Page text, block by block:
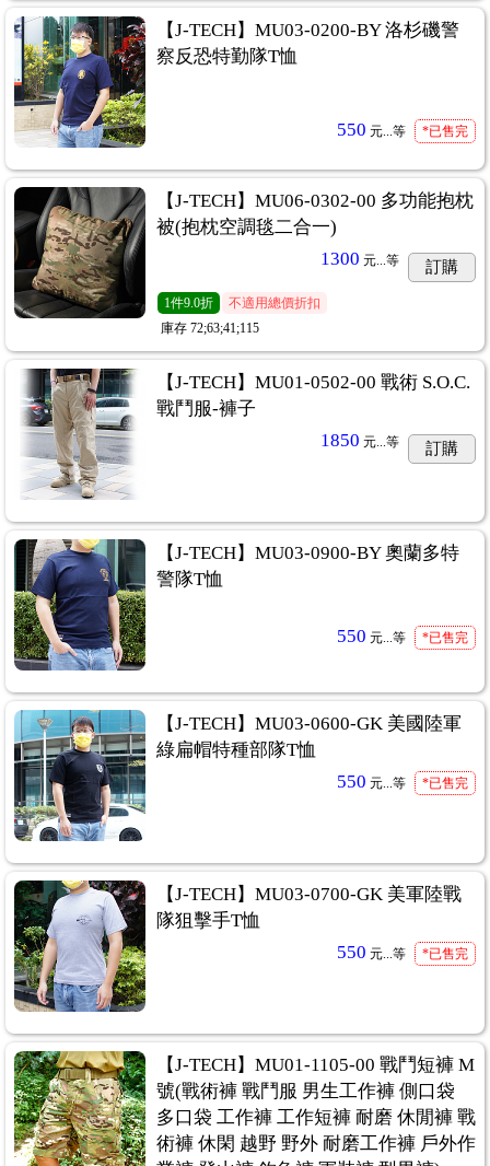
【J-TECH】MU03-0200-BY 洛杉磯警
察反恐特勤隊T恤
550 元... 等 *已售完
【J-TECH】MU06-0302-00 多功能抱枕
被(抱枕空調毯二合一)
1300 元... 等 訂購
1件9.0折
不適用總價折扣
庫存 72;63;41;115
【J-TECH】MU01-0502-00 戰術 S.O.C.
戰鬥服-褲子
1850 元... 等 訂購
【J-TECH】MU03-0900-BY 奧蘭多特
警隊T恤
550 元... 等 *已售完
【J-TECH】MU03-0600-GK 美國陸軍
綠扁帽特種部隊T恤
550 元... 等 *已售完
【J-TECH】MU03-0700-GK 美軍陸戰
隊狙擊手T恤
550 元... 等 *已售完
【J-TECH】MU01-1105-00 戰鬥短褲 M
號(戰術褲 戰鬥服 男生工作褲 側口袋
多口袋 工作褲 工作短褲 耐磨 休閒褲 戰
術褲 休閑 越野 野外 耐磨工作褲 戶外作